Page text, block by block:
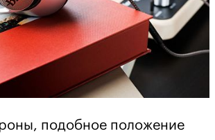
подобное положение